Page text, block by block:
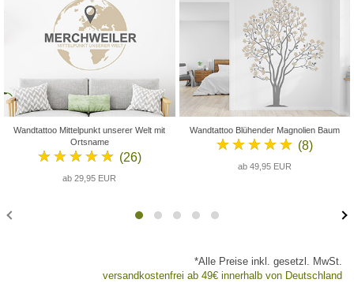
Wandtattoo Mittelpunkt unserer Welt mit
Ortsname
★★★★★ (26)
ab 29,95 EUR
Wandtattoo Blühender Magnolien Baum
★★★★★ (8)
ab 49,95 EUR
*Alle Preise inkl. gesetzl. MwSt.
versandkostenfrei ab 49€ innerhalb von Deutschland